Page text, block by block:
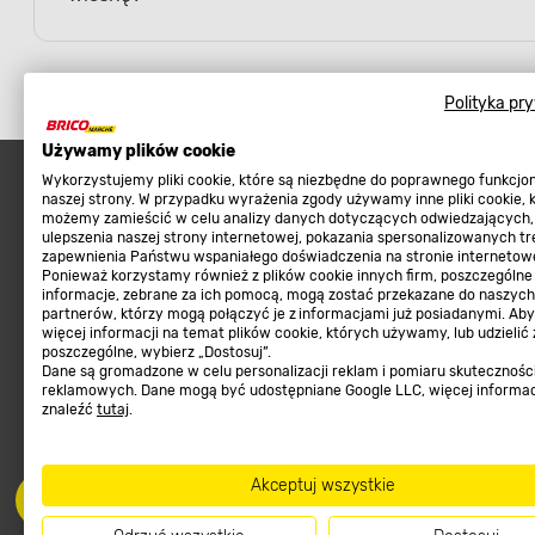
Polityka
Używamy plików cookie
Wykorzystujemy pliki cookie, które są niezbędne do poprawnego
naszej strony. W przypadku wyrażenia zgody używamy inne pliki cookie,
możemy zamieścić w celu analizy danych dotyczących odwiedzających,
ulepszenia naszej strony internetowej, pokazania spersonalizowanych
zapewnienia Państwu wspaniałego doświadczenia na stronie
Ponieważ korzystamy również z plików cookie innych firm, poszczególne
informacje, zebrane za ich pomocą, mogą zostać przekazane do naszych
partnerów, którzy mogą połączyć je z informacjami już posiadanymi.
więcej informacji na temat plików cookie, których używamy, lub udzielić
poszczególne, wybierz „Dostosuj”.
Dane są gromadzone w celu personalizacji reklam i pomiaru
reklamowych. Dane mogą być udostępniane Google LLC, więcej
znaleźć tutaj.
Akceptuj wszystkie
Najpopularniejsze
Meble ogrodowe
Kosiarki, kosy, podkaszarki
Narzędzia do pielęgnacji gleby
Materiały budowlane
Tarasy, ścieżki, podjazdy
Ogród
Sklep
Metody płatności
Zwroty sklep
Aplikacja Mobilna
FAQ
Prawny obowiązek